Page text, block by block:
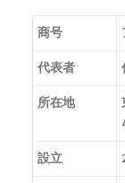
商号
代表者
所在地
設立